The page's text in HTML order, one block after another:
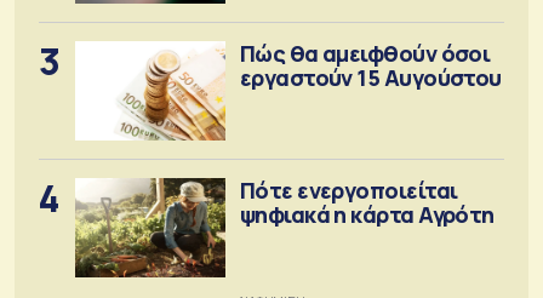
3
Πώς θα αμειφθούν όσοι
εργαστούν 15 Αυγούστου
4
Πότε ενεργοποιείται
ψηφιακά η κάρτα Αγρότη